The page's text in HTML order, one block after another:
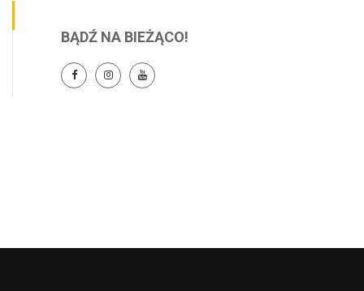
BĄDŹ NA BIEŻĄCO!